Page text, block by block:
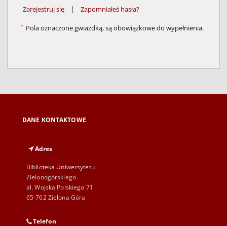
Zarejestruj się | Zapomniałeś hasła?
* Pola oznaczone gwiazdką, są obowiązkowe do wypełnienia.
DANE KONTAKTOWE
Adres
Biblioteka Uniwersytetu
Zielonogórskiego
al. Wojska Polskiego 71
65-762 Zielona Góra
Telefon